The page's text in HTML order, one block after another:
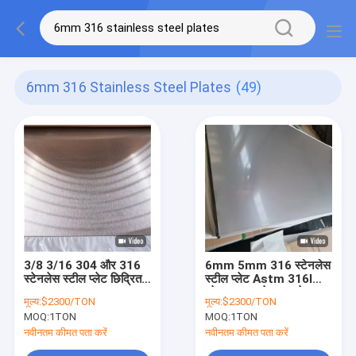
6mm 316 Stainless Steel Plates (49)
3/8 3/16 304 और 316
स्टेनलेस स्टील प्लेट छिद्रित
18Ga स्टेनलेस स्टील शीट
मूल्य:$2300/TON
MOQ:1TON
नवीनतम कीमत पता करें
6mm 5mm 316 स्टेनलेस
स्टील प्लेट Astm 316l
स्टेनलेस स्टील शीट
मूल्य:$2300/TON
MOQ:1TON
नवीनतम कीमत पता करें